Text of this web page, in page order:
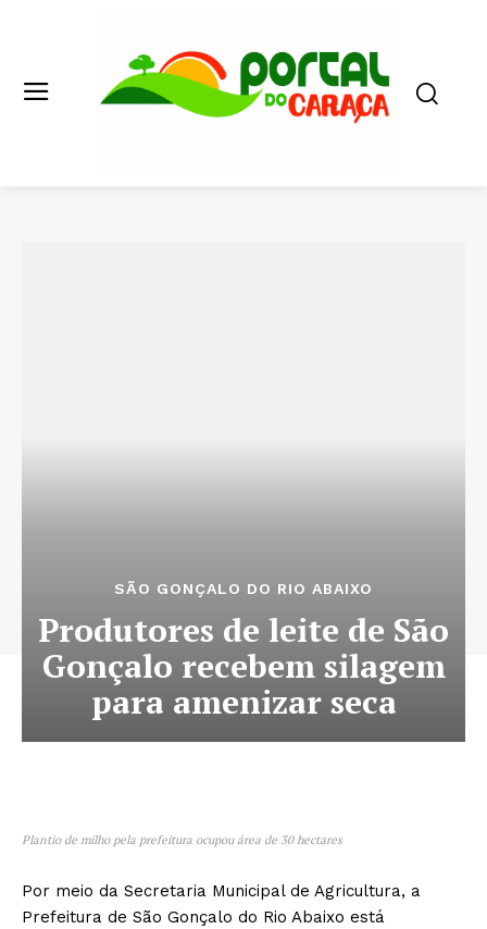
SÃO GONÇALO DO RIO ABAIXO
Produtores de leite de São
Gonçalo recebem silagem
para amenizar seca
Plantio de milho pela prefeitura ocupou área de 30 hectares
Por meio da Secretaria Municipal de Agricultura, a
Prefeitura de São Gonçalo do Rio Abaixo está